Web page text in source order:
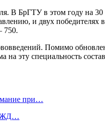
В БрГТУ в этом году на
и двух
750.
Помимо
на эту специальность
при…
БЖД…